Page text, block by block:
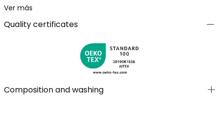
Ver más
Quality certificates
Composition and washing